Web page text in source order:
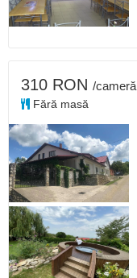
310 RON /cameră
Fără masă